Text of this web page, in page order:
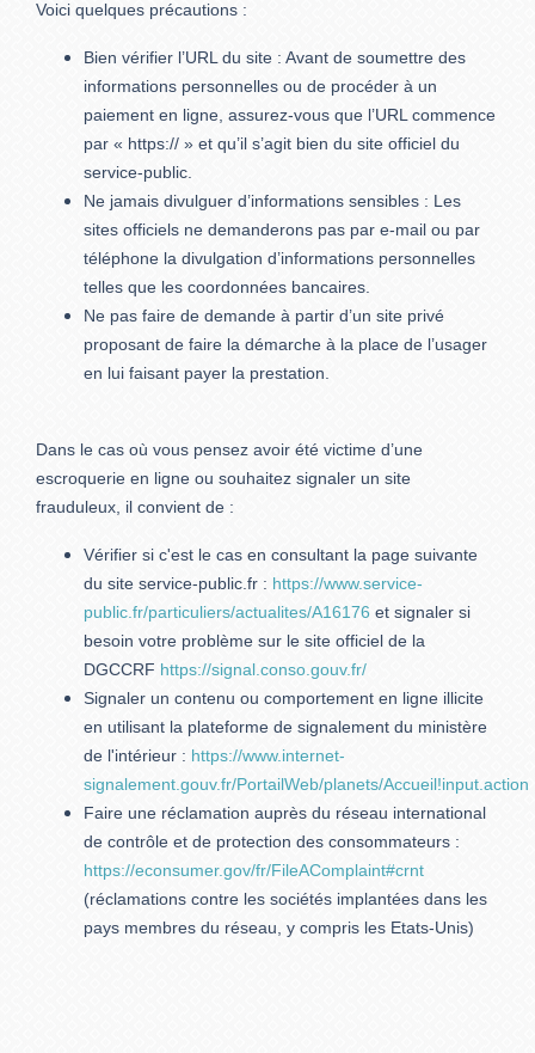
Voici quelques précautions :
Bien vérifier l’URL du site : Avant de soumettre des
informations personnelles ou de procéder à un
paiement en ligne, assurez-vous que l’URL commence
par « https:// » et qu’il s’agit bien du site officiel du
service-public.
Ne jamais divulguer d’informations sensibles : Les
sites officiels ne demanderons pas par e-mail ou par
téléphone la divulgation d’informations personnelles
telles que les coordonnées bancaires.
Ne pas faire de demande à partir d’un site privé
proposant de faire la démarche à la place de l’usager
en lui faisant payer la prestation.
Dans le cas où vous pensez avoir été victime d’une
escroquerie en ligne ou souhaitez signaler un site
frauduleux, il convient de :
Vérifier si c'est le cas en consultant la page suivante
du site service-public.fr : https://www.service-
public.fr/particuliers/actualites/A16176 et signaler si
besoin votre problème sur le site officiel de la
DGCCRF https://signal.conso.gouv.fr/
Signaler un contenu ou comportement en ligne illicite
en utilisant la plateforme de signalement du ministère
de l'intérieur : https://www.internet-
signalement.gouv.fr/PortailWeb/planets/Accueil!input.action
Faire une réclamation auprès du réseau international
de contrôle et de protection des consommateurs :
https://econsumer.gov/fr/FileAComplaint#crnt
(réclamations contre les sociétés implantées dans les
pays membres du réseau, y compris les Etats-Unis)